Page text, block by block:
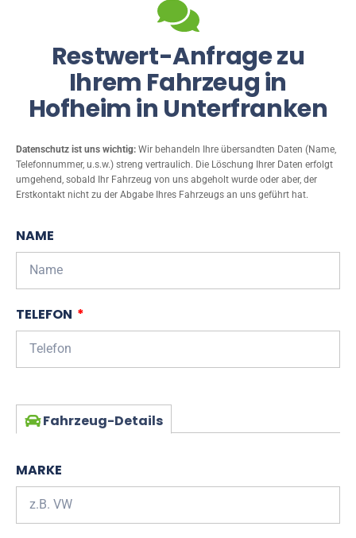
Restwert-Anfrage zu
Ihrem Fahrzeug in
Hofheim in Unterfranken
Datenschutz ist uns wichtig: Wir behandeln Ihre übersandten Daten (Name,
Telefonnummer, u.s.w.) streng vertraulich. Die Löschung Ihrer Daten erfolgt
umgehend, sobald Ihr Fahrzeug von uns abgeholt wurde oder aber, der
Erstkontakt nicht zu der Abgabe Ihres Fahrzeugs an uns geführt hat.
NAME
TELEFON
Fahrzeug-Details
MARKE